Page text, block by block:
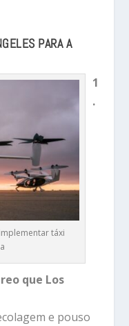
PARA A
táxi
1
.
que Los
e pouso